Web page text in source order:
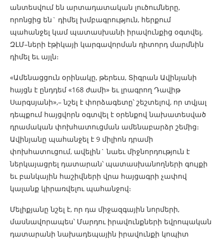
անտեսվում են արտադատական լուծումները,
որոնցից են` դիմել խմբագրություն, հերքում
պահանջել կամ պատասխանի իրավունքից օգտվել,
ԶԼՄ–ների էթիկայի կարգավորման դիտորդ մարմնին
դիմել եւ այլն։
«Ամենացցուն օրինակը, թերեւս, Տիգրան Ավինյանի
հայցն է ընդդեմ «168 ժամի» եւ լրագրող Դավիթ
Սարգսյանի»,– նշել է փորձագետը՝ շեշտելով, որ տվյալ
դեպքում հայցվորն օգտվել է օրենքով նախատեսված
դրամական փոխհատուցման ամենաբարձր շեմից։
Ավինյանը պահանջել է 9 միլիոն դրամի
փոխհատուցում, ավելին` նաեւ միջնորդություն է
ներկայացրել դատարան՝ պատասխանողների գույքի
եւ բանկային հաշիվների վրա հայցագրի չափով
կալանք կիրառվելու պահանջով։
Մելիքյանը նշել է, որ դա միջազգային նորմերի,
մասնավորապես՝ Մարդու իրավունքների եվրոպական
դատարանի նախադեպային իրավունքի կոպիտ